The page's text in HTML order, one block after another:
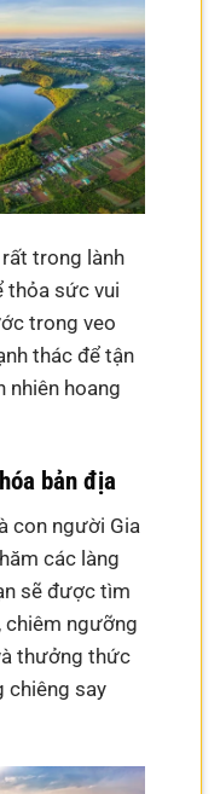
trong lành
thỏa sức vui
trong veo
thác để tận
nhiên hoang
bản địa
con người Gia
các làng
sẽ được tìm
chiêm ngưỡng
thưởng thức
chiêng say